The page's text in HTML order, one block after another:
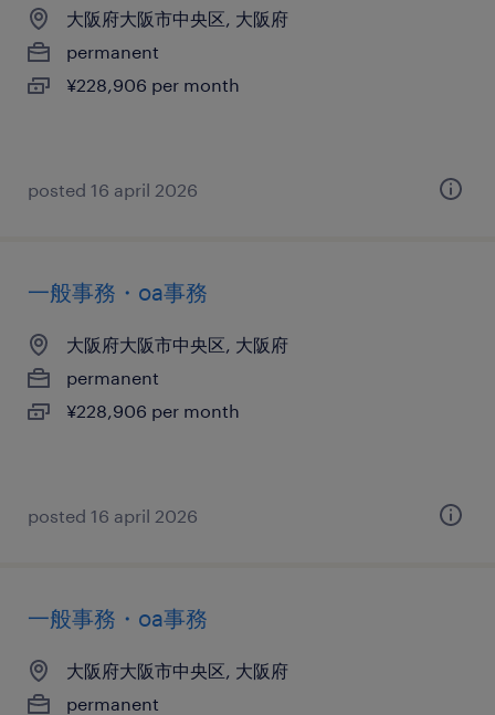
大阪府大阪市中央区, 大阪府
permanent
¥228,906 per month
posted 16 april 2026
一般事務・oa事務
大阪府大阪市中央区, 大阪府
permanent
¥228,906 per month
posted 16 april 2026
一般事務・oa事務
大阪府大阪市中央区, 大阪府
permanent